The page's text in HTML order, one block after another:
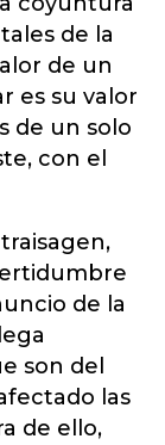
de la
de un
es su valor
de un solo
con el
de la
son del
las
de ello,